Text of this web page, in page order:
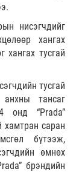
нисэгчдийг
хангах
хангах тусгай
тусгай
анхны тансаг
онд “Prada”
хамтран саран
бүтээж,
өмнөх
брэндийн